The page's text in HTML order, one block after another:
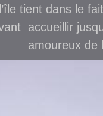
tient dans le
accueillir
amoureux de